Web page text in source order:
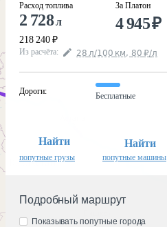
Расход топлива
2 728л
218 240 ₽
За Платон
4 945₽
Из расчёта: 28 л/100 км, 80 ₽/л
Дороги:
Бесплатные
Найти
попутные грузы
Найти
попутные машины
Подробный маршрут
Показывать попутные города